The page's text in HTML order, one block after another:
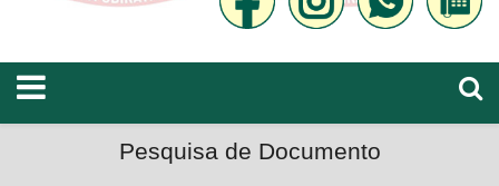
Pesquisa de Documento